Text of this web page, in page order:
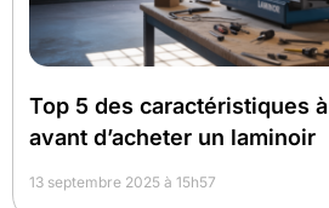
Top 5 des caractéristiques
avant d’acheter un laminoir
13 septembre 2025 à 15h57